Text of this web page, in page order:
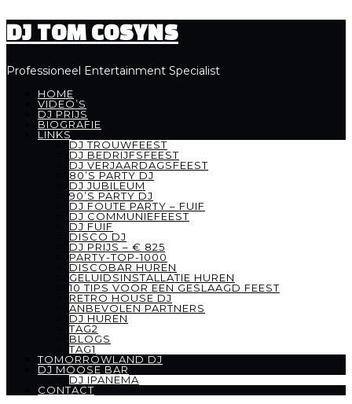
DJ TOM COSYNS
Professioneel Entertainment Specialist
HOME
VIDEO’S
DJ PRIJS
BIOGRAFIE
LINKS
DJ TROUWFEEST
DJ BEDRIJFSFEEST
DJ VERJAARDAGSFEEST
80’S PARTY DJ
DJ JUBILEUM
90’S PARTY DJ
DJ FOUTE PARTY – FUIF
DJ COMMUNIEFEEST
DJ FUIF
DISCO DJ
DJ PRIJS – € 825
PARTY-TOP-1000
DISCOBAR HUREN
GELUIDSINSTALLATIE HUREN
10 TIPS VOOR EEN GESLAAGD FEEST
RETRO HOUSE DJ
ANBEVOLEN PARTNERS
DJ HUREN
TAG2
BLOGS
TAG1
TOMORROWLAND DJ
DJ MOOSE BAR
DJ IPANEMA
CONTACT